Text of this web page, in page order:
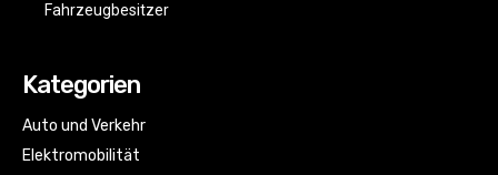
Fahrzeugbesitzer
Kategorien
Auto und Verkehr
Elektromobilität